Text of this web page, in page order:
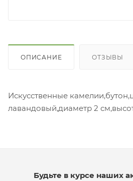
ОПИСАНИЕ ОТЗЫВЫ
Искусственные
лавандовый,диаметр 2
Будьте в курсе наших